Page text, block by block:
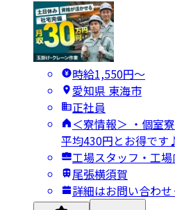
時給1,550円〜
愛知県 東海市
正社員
＜寮情報＞ ・個室
平均430円とお得で
工場スタッフ・工
尾張横須賀
詳細はお問い合わ